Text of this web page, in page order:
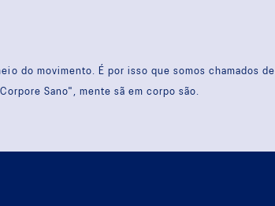
do movimento. É por isso que somos chamados de
Sano", mente sã em corpo são.